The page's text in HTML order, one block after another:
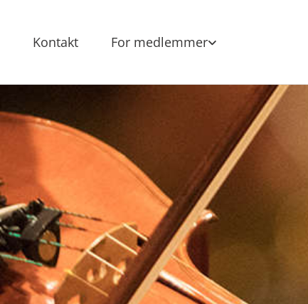
Kontakt For medlemmer